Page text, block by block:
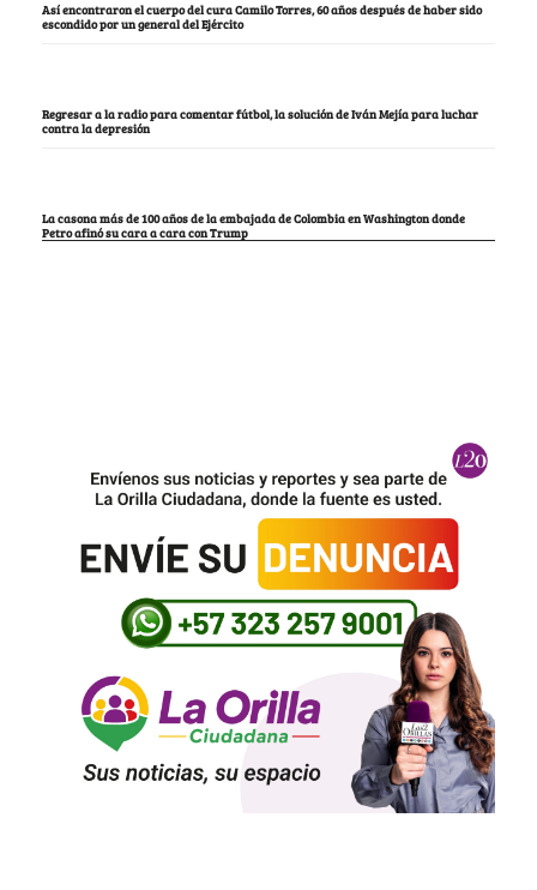
Así encontraron el cuerpo del cura Camilo Torres, 60 años después de haber sido
escondido por un general del Ejército
Regresar a la radio para comentar fútbol, la solución de Iván Mejía para luchar
contra la depresión
La casona más de 100 años de la embajada de Colombia en Washington donde
Petro afinó su cara a cara con Trump